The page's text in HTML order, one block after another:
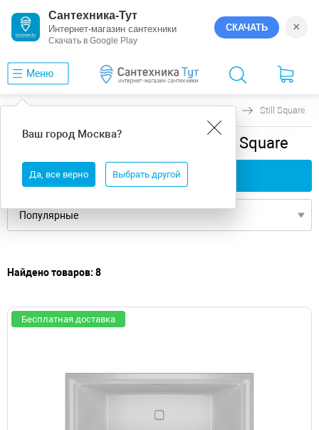
Сантехника-Тут
Интернет-магазин сантехники
Скачать в Google Play
СКАЧАТЬ ×
Меню
Ваш город Москва?
Да, все верно Выбрать другой
Still Square
универсальная ванны Riho Still Square
Применить фильтры
Найдено товаров: 8
Бесплатная доставка